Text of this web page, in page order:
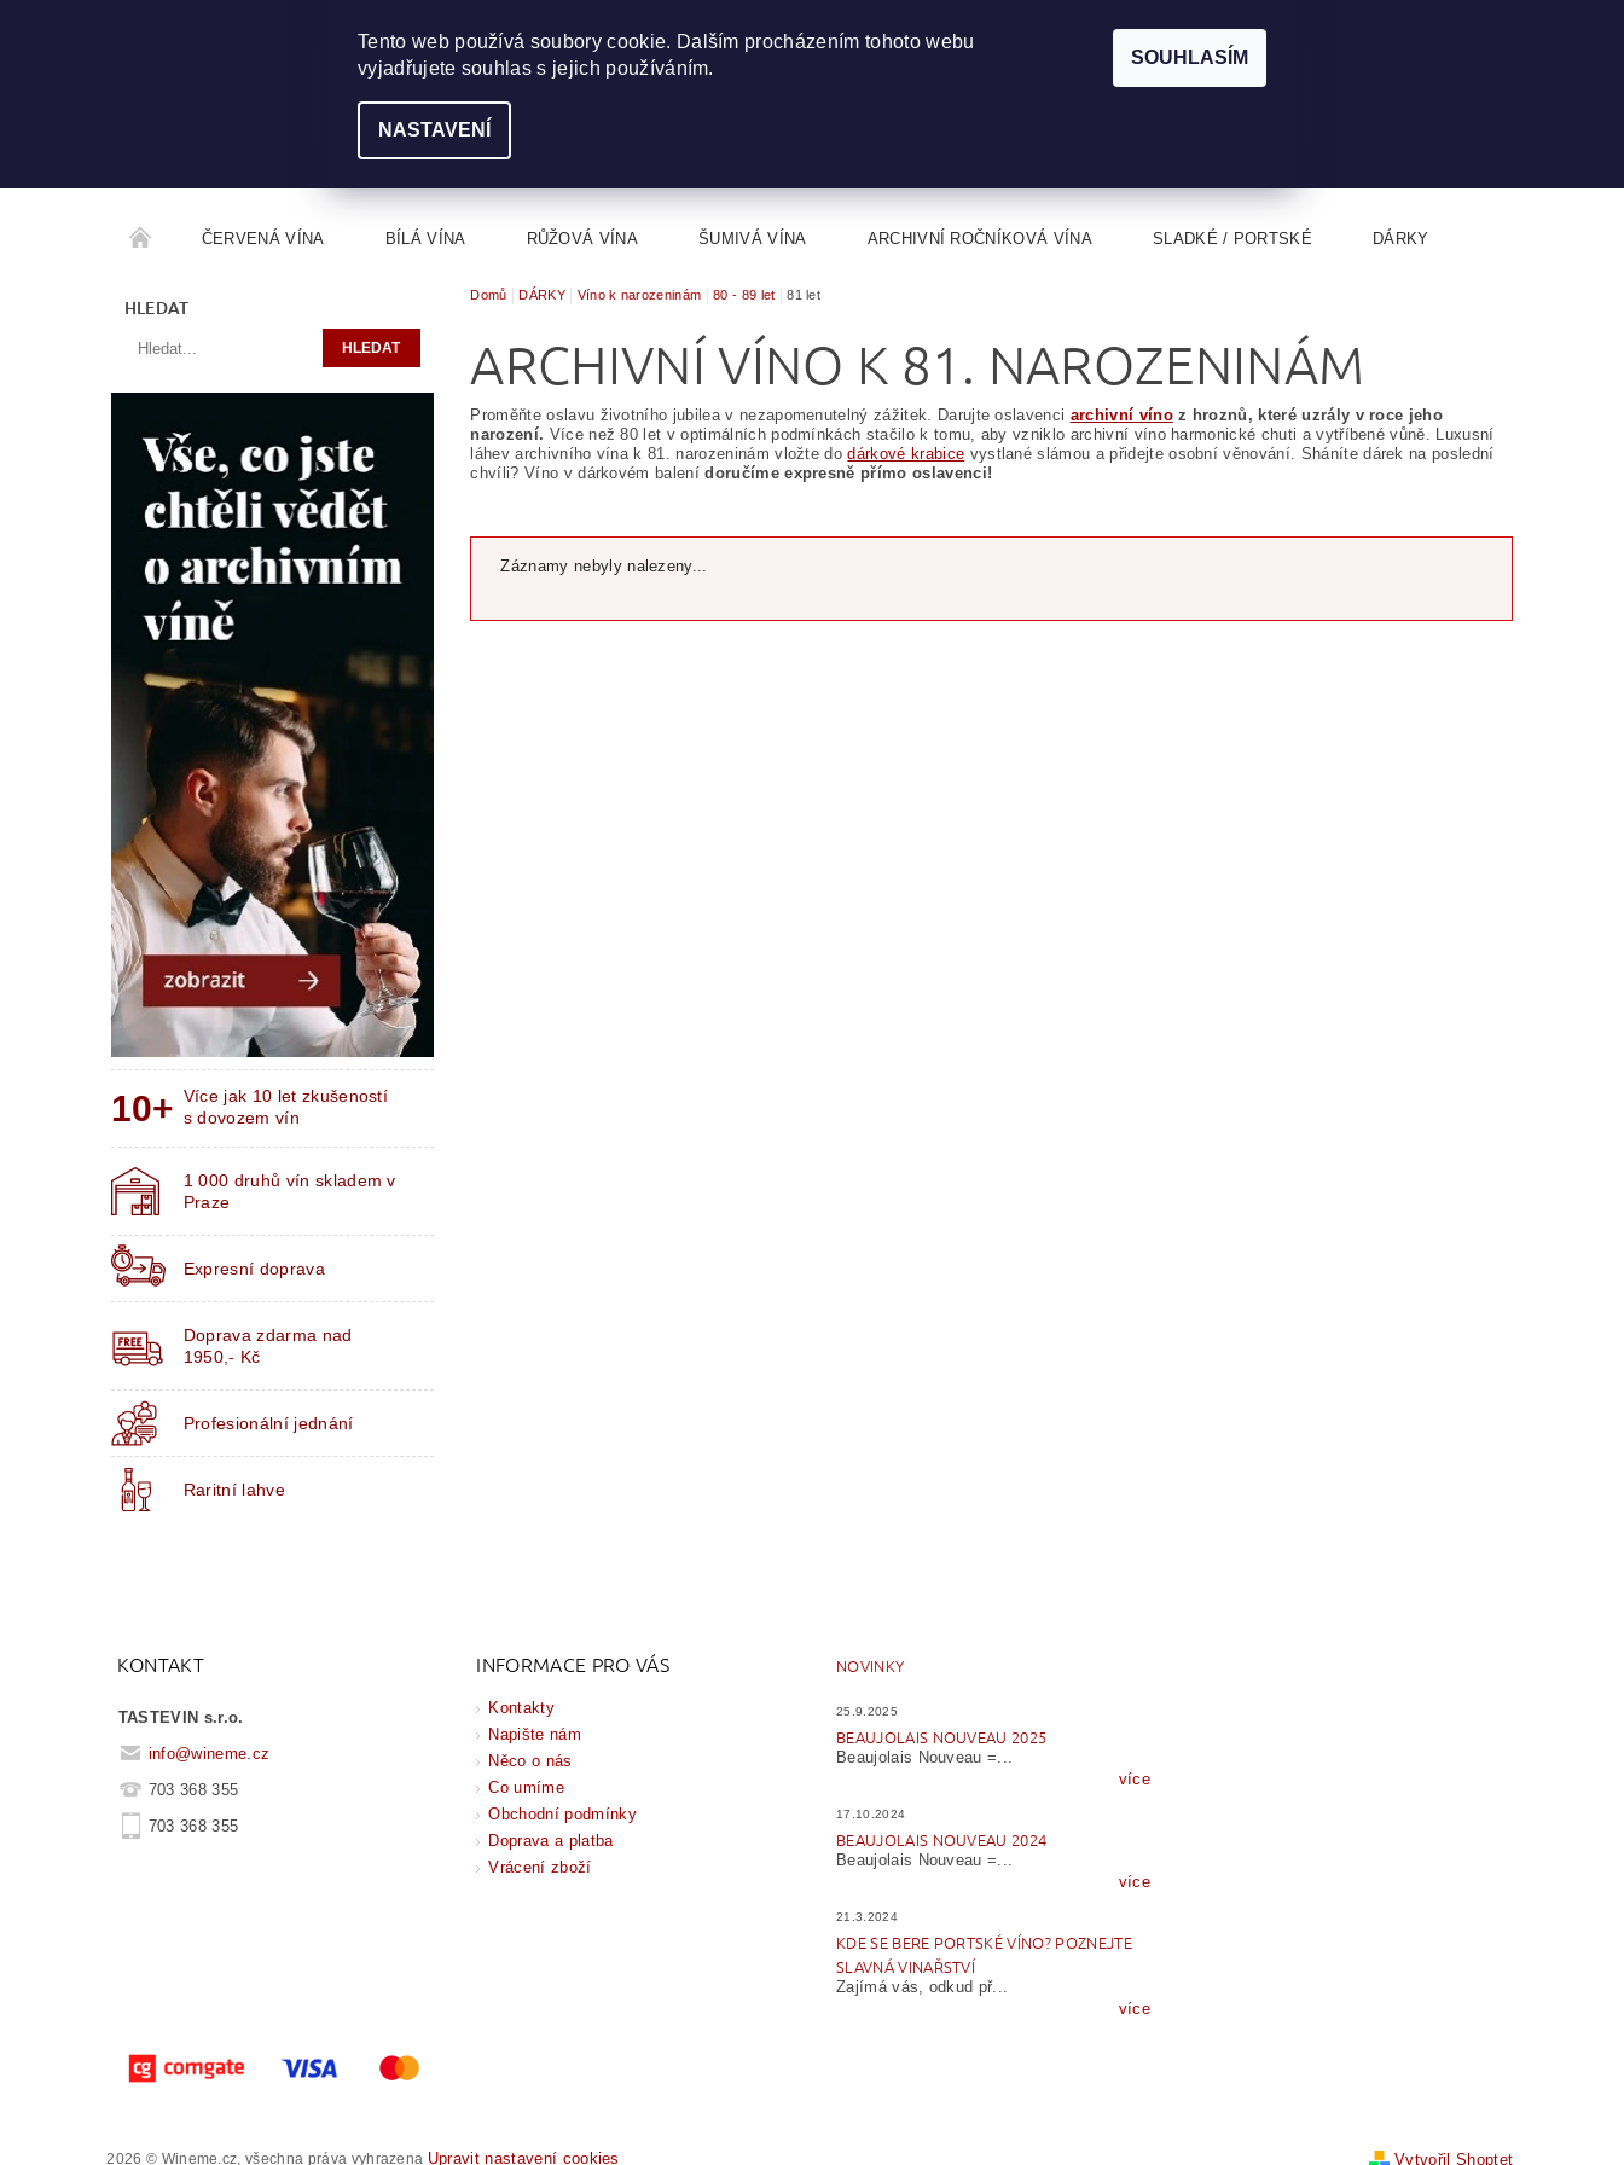
ČERVENÁ VÍNA BÍLÁ VÍNA RŮŽOVÁ VÍNA ŠUMIVÁ VÍNA ARCHIVNÍ ROČNÍKOVÁ VÍNA SLADKÉ / PORTSKÉ DÁRKY
ROČNÍKOVÝ ALKOHOL ROZCESTNÍK VÍN
HLEDAT
Více jak 10 let zkušeností
s dovozem vín
1 000 druhů vín skladem v
Praze
Expresní doprava
Doprava zdarma nad
1950,- Kč
Profesionální jednání
Raritní lahve
Domů DÁRKY Víno k narozeninám 80 - 89 let 81 let
ARCHIVNÍ VÍNO K 81. NAROZENINÁM
Proměňte oslavu životního jubilea v nezapomenutelný zážitek. Darujte oslavenci archivní vínoz hroznů, které uzrály v roce jeho
narození. Více než 80 let v optimálních podmínkách stačilo k tomu, aby vzniklo archivní víno harmonické chuti a vytříbené vůně. Luxusní
láhev archivního vína k 81. narozeninám vložte dodárkové krabice vystlané slámou a přidejte osobní věnování. Sháníte dárek na poslední
chvíli? Víno v dárkovém balenídoručíme expresně přímo oslavenci!
Záznamy nebyly nalezeny...
KONTAKT
TASTEVIN s.r.o.
info@wineme.cz
703 368 355
703 368 355
INFORMACE PRO VÁS
Kontakty
Napište nám
Něco o nás
Co umíme
Obchodní podmínky
Doprava a platba
Vrácení zboží
NOVINKY
25.9.2025
BEAUJOLAIS NOUVEAU 2025
Beaujolais Nouveau =...
více
17.10.2024
BEAUJOLAIS NOUVEAU 2024
Beaujolais Nouveau =...
více
21.3.2024
KDE SE BERE PORTSKÉ VÍNO? POZNEJTE
SLAVNÁ VINAŘSTVÍ
Zajímá vás, odkud př...
více
2026 © Wineme.cz, všechna práva vyhrazena Upravit nastavení cookies Vytvořil Shoptet
Tento web používá soubory cookie. Dalším procházením tohoto webu
vyjadřujete souhlas s jejich používáním.
NASTAVENÍ
SOUHLASÍM